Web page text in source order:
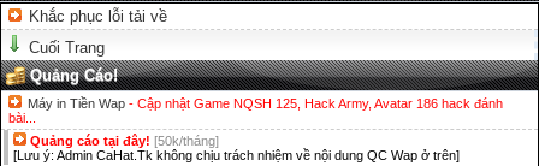
Khắc phục lỗi tải về
Cuối Trang
Quảng Cáo!
Máy in Tiền Wap - Cập nhật Game NQSH 125, Hack Army, Avatar 186 hack đánh
bài...
Quảng cáo tại đây! [50k/tháng]
[Lưu ý: Admin CaHat.Tk không chịu trách nhiệm về nội dung QC Wap ở trên]